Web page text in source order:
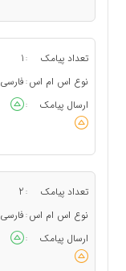
تعداد پیامک :
1
نوع اس ام اس : فارسی
ارسال پیامک
:
تعداد پیامک :
2
نوع اس ام اس : فارسی
ارسال پیامک
: